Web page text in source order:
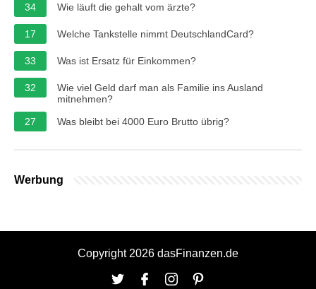
34 Wie läuft die gehalt vom ärzte?
17 Welche Tankstelle nimmt DeutschlandCard?
33 Was ist Ersatz für Einkommen?
32
Wie viel Geld darf man als Familie ins Ausland
mitnehmen?
27
Was bleibt bei 4000 Euro Brutto übrig?
Werbung
Copyright 2026 dasFinanzen.de